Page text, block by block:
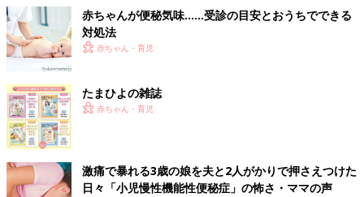
赤ちゃんが便秘気味……受診の目安とおうちでできる
対処法
赤ちゃん・育児
たまひよの雑誌
赤ちゃん・育児
激痛で暴れる3歳の娘を夫と2人がかりで押さえつけた
日々「小児慢性機能性便秘症」の怖さ・ママの声